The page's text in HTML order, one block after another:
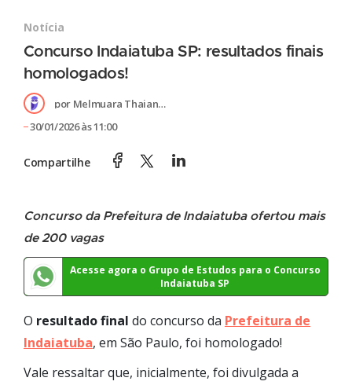
Notícia
Concurso Indaiatuba SP: resultados finais
homologados!
porMelmuara Thaiane Donegá Cândido
30/01/2026 às 11:00
Compartilhe
Concurso da Prefeitura de Indaiatuba ofertou mais
de 200 vagas
Acesse agora o Grupo de Estudos para o Concurso
Indaiatuba SP
O resultado final do concurso da Prefeitura de
Indaiatuba, em São Paulo, foi homologado!
Vale ressaltar que, inicialmente, foi divulgada a